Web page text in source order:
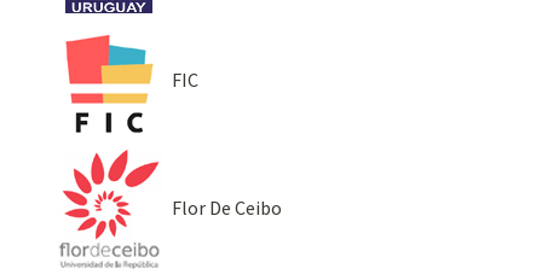
FIC
Flor De Ceibo